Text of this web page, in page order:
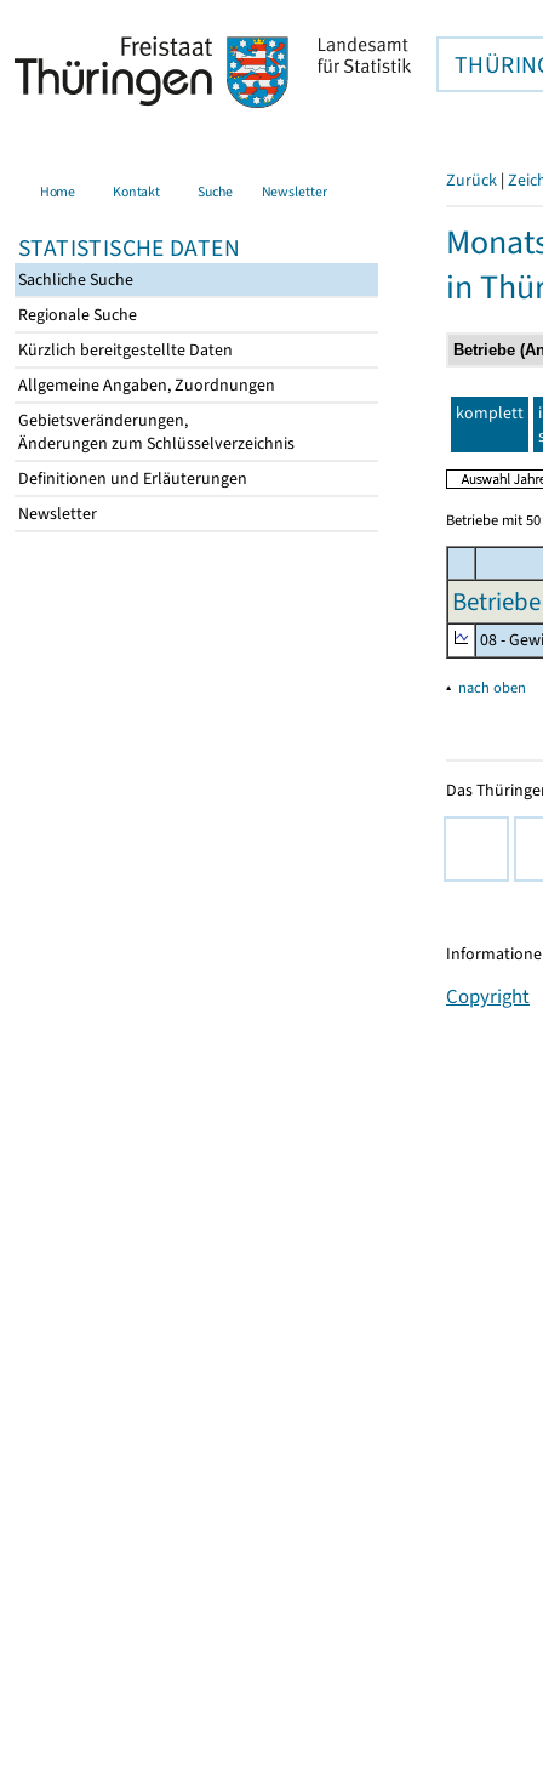
Home Kontakt Suche Newsletter
STATISTISCHE DATEN
Sachliche Suche
Regionale Suche
Kürzlich bereitgestellte Daten
Allgemeine Angaben, Zuordnungen
Gebietsveränderungen,
Änderungen zum Schlüsselverzeichnis
Definitionen und Erläuterungen
Newsletter
Zurück |
in
komplett
Betriebe mit
08 -
▴ nach oben
Das
Copyright